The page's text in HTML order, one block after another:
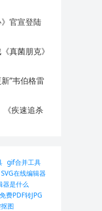
官宣登陆
真菌朋克》
”韦伯格雷
《疾速追杀
gif合并工具
SVG在线编辑器
器是什么
免费PDF转JPG
图